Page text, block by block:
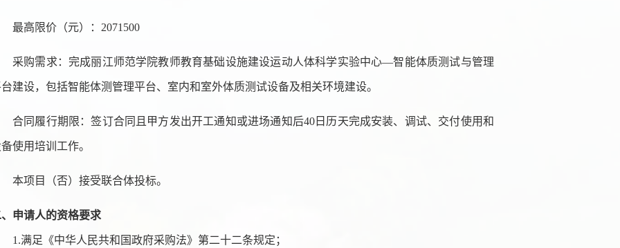
最高限价（元） ： 2071500
采购需求：完成丽江师范学院教师教育基础设施建设运动人体科学实验中心—智能体质测试与管理
建设，包括智能体测管理平台、 室内和室外体质测试设备及相关环境建设。
合同履行期限：签订合同且甲方发出开工通知或进场通知后40日历天完成安装、调试、交付使用和
使用培训工作。
本项目（否）接受联合体投标。
申请人的资格要求
1.满足《中华人民共和国政府采购法》第二十二条规定；